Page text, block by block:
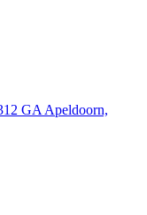
GA Apeldoorn,